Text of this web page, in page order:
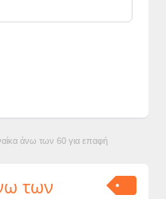
άνω των 60 για επαφή
των